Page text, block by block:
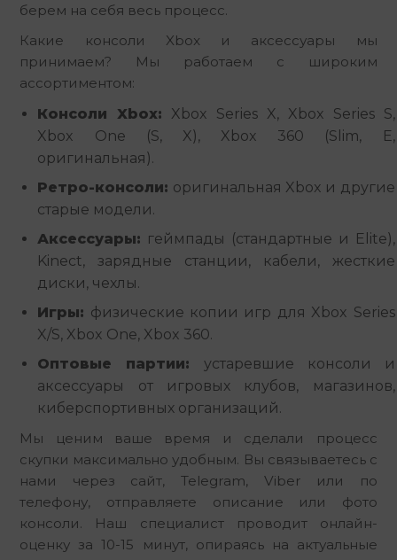
берем на себя весь процесс.
Какие консоли Xbox и аксессуары мы
принимаем? Мы работаем с широким
ассортиментом:
Консоли Xbox: Xbox Series X, Xbox Series S,
Xbox One (S, X), Xbox 360 (Slim, E,
оригинальная).
Ретро-консоли: оригинальная Xbox и другие
старые модели.
Аксессуары: геймпады (стандартные и Elite),
Kinect, зарядные станции, кабели, жесткие
диски, чехлы.
Игры: физические копии игр для Xbox Series
X/S, Xbox One, Xbox 360.
Оптовые партии: устаревшие консоли и
аксессуары от игровых клубов, магазинов,
киберспортивных организаций.
Мы ценим ваше время и сделали процесс
скупки максимально удобным. Вы связываетесь с
нами через сайт, Telegram, Viber или по
телефону, отправляете описание или фото
консоли. Наш специалист проводит онлайн-
оценку за 10-15 минут, опираясь на актуальные